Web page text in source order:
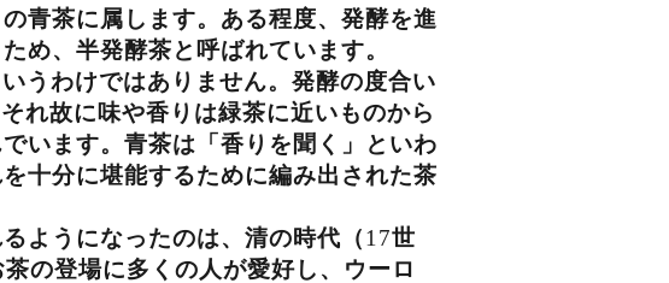
青茶に属します。ある程度、発酵を進
め、半発酵茶と呼ばれています。
いうわけではありません。発酵の度合い
れ故に味や香りは緑茶に近いものから
います。青茶は「香りを聞く」といわ
十分に堪能するために編み出された茶
ようになったのは、清の時代（17世
の登場に多くの人が愛好し、ウーロ